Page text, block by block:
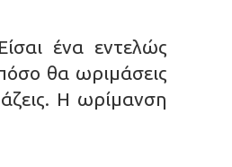
ένα εντελώς
θα ωριμάσεις
Η ωρίμανση